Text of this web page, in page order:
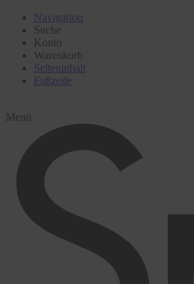
Navigation
Suche
Konto
Warenkorb
Seiteninhalt
Fußzeile
Menü